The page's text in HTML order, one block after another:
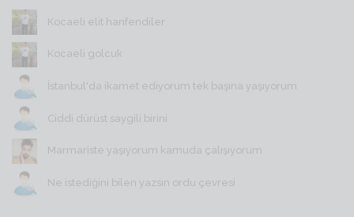
Kocaeli elit hanfendiler
Kocaeli golcuk
İstanbul'da ikamet ediyorum tek başına yaşıyorum
Ciddi dürüst saygili birini
Marmariste yaşıyorum kamuda çalışıyorum
Ne istediğini bilen yazsın ordu çevresi